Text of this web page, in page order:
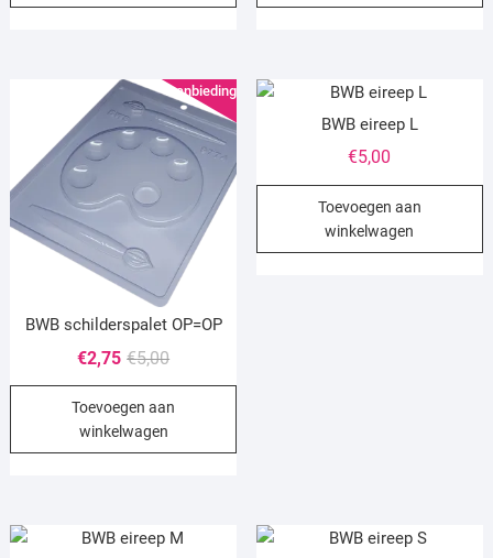
Aanbieding!
BWB schilderspalet OP=OP
€5,00Oorspronkelijke
prijs
was:
€2,75
Huidige
prijs
is:
Toevoegen aan
winkelwagen
BWB eireep L
€5,00
Toevoegen aan
winkelwagen